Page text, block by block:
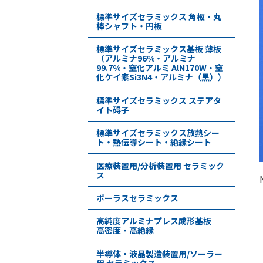
標準サイズセラミックス 角板・丸
棒シャフト・円板
標準サイズセラミックス基板 薄板
（アルミナ96%・アルミナ
99.7%・窒化アルミ AlN170W・窒
化ケイ素Si3N4・アルミナ（黒））
標準サイズセラミックス ステアタ
イト碍子
標準サイズセラミックス放熱シー
ト・熱伝導シート・絶縁シート
医療装置用/分析装置用 セラミック
ス
ポーラスセラミックス
高純度アルミナプレス成形基板
高密度・高絶縁
半導体・液晶製造装置用/ソーラー